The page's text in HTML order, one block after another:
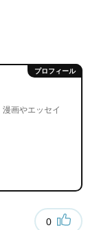
画やエッセイ
0